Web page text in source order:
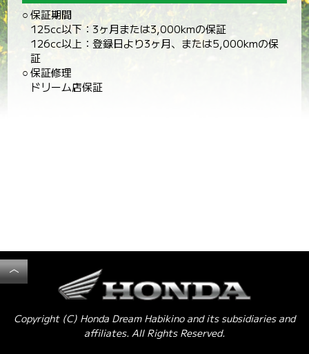
○ 保証期間
125cc以下：3ヶ月または3,000kmの保証
126cc以上：登録日より3ヶ月、または5,000kmの保
証
○ 保証修理
ドリーム店保証
︿
Copyright (C) Honda Dream Habikino and its subsidiaries and
affiliates. All Rights Reserved.